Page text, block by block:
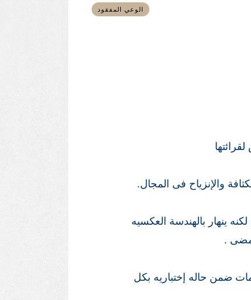
الوعي المفقود
والإنزياح فى المجال.
ينهار بالهندسة العكسيه
.
ضمن حاله إختباريه بكل